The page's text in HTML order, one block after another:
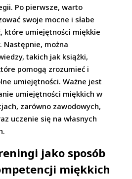
Po pierwsze, warto
swoje mocne i słabe
które umiejętności miękkie
Następnie, można
takich jak książki,
pomogą zrozumieć i
umiejętności. Ważne jest
umiejętności miękkich w
zarówno zawodowych,
uczenie się na własnych
jako sposób
miękkich